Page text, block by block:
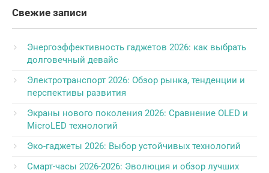
Свежие записи
Энергоэффективность гаджетов 2026: как выбрать
долговечный девайс
Электротранспорт 2026: Обзор рынка, тенденции и
перспективы развития
Экраны нового поколения 2026: Сравнение OLED и
MicroLED технологий
Эко-гаджеты 2026: Выбор устойчивых технологий
Смарт-часы 2026-2026: Эволюция и обзор лучших